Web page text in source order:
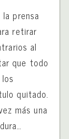
prensa
retirar
al
que todo
quitado.
más una